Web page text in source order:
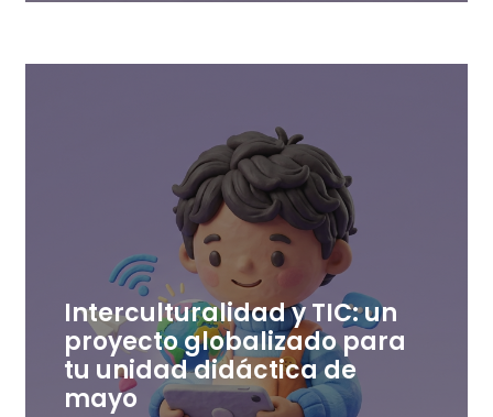
Interculturalidad y TIC: un
proyecto globalizado para
tu unidad didáctica de
mayo